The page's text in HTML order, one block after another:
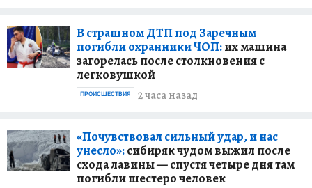
В страшном ДТП под Заречным
погибли охранники ЧОП:их машина
загорелась после столкновения с
легковушкой
2 часа назад
ПРОИСШЕСТВИЯ
«Почувствовал сильный удар, и нас
унесло»:сибиряк чудом выжил после
схода лавины — спустя четыре дня там
погибли шестеро человек